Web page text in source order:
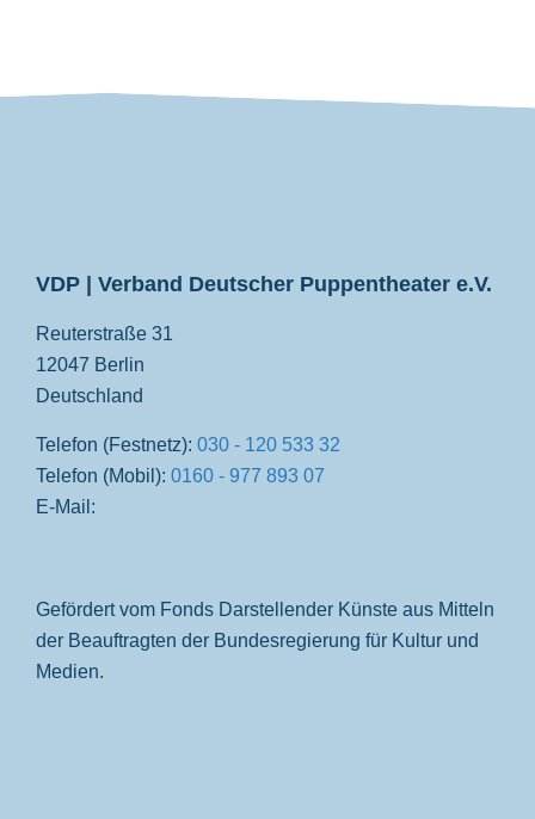
VDP | Verband Deutscher Puppentheater e.V.
Reuterstraße 31
12047 Berlin
Deutschland
Telefon (Festnetz): 030 - 120 533 32
Telefon (Mobil): 0160 - 977 893 07
E-Mail:
Gefördert vom Fonds Darstellender Künste aus Mitteln
der Beauftragten der Bundesregierung für Kultur und
Medien.